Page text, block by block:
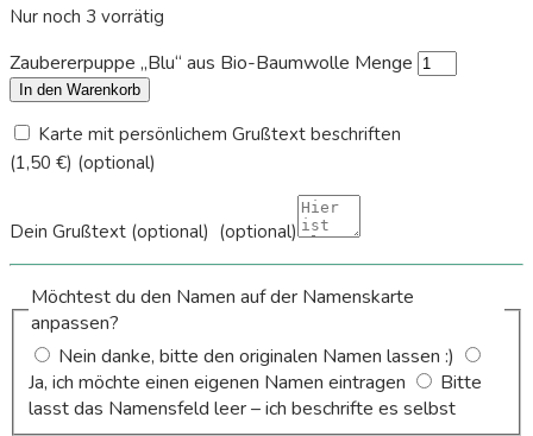
Nur noch 3 vorrätig
Zaubererpuppe „Blu“ aus Bio-Baumwolle Menge
In den Warenkorb
Karte mit persönlichem Grußtext beschriften
(1,50 €) (optional)
Dein Grußtext (optional) (optional)
Möchtest du den Namen auf der Namenskarte
anpassen?
Nein danke, bitte den originalen Namen lassen :)
Ja, ich möchte einen eigenen Namen eintragen
lasst das Namensfeld leer – ich beschrifte es selbst